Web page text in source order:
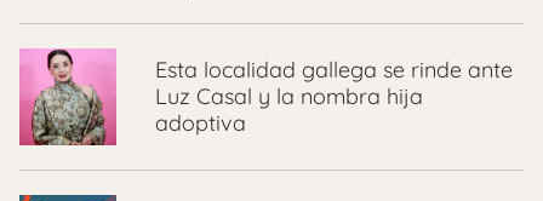
Esta localidad gallega se rinde ante
Luz Casal y la nombra hija
adoptiva